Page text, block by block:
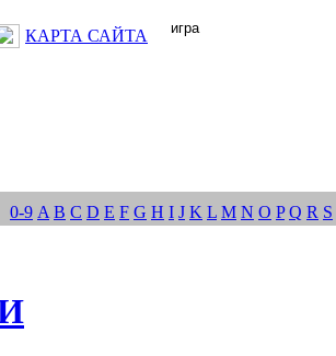
КАРТА САЙТА
0-9 A B C D E F G H I J K L M N O P Q R S